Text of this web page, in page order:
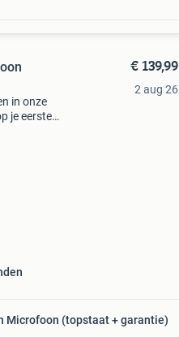
in onze
je eerste
€ 139,99
2 aug 26
Microfoon (topstaat + garantie)